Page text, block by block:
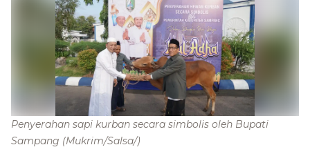
Penyerahan sapi kurban secara simbolis oleh Bupati
Sampang (Mukrim/Salsa/)